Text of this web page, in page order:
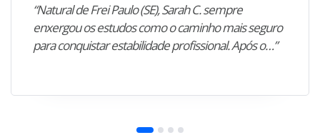
“Natural de Frei Paulo (SE), Sarah C. sempre
enxergou os estudos como o caminho mais seguro
para conquistar estabilidade profissional. Após o…”